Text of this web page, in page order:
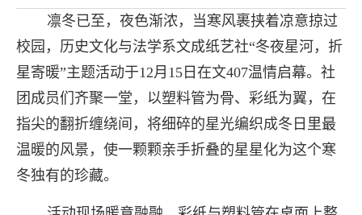
凛冬已至，夜色渐浓，当寒风裹挟着凉意掠过
校园，历史文化与法学系文成纸艺社“冬夜星河，折
星寄暖”主题活动于12月15日在文407温情启幕。社
团成员们齐聚一堂，以塑料管为骨、彩纸为翼，在
指尖的翻折缠绕间，将细碎的星光编织成冬日里最
温暖的风景，使一颗颗亲手折叠的星星化为这个寒
冬独有的珍藏。